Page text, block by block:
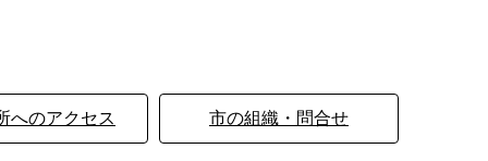
へのアクセス 市の組織・問合せ